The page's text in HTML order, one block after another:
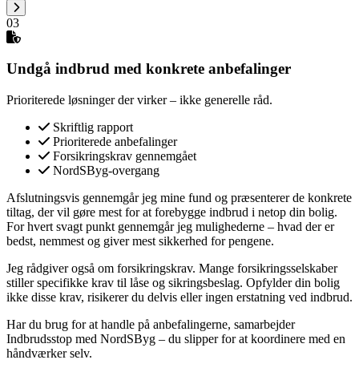
03
Undgå indbrud med konkrete anbefalinger
Prioriterede løsninger der virker – ikke generelle råd.
Skriftlig rapport
Prioriterede anbefalinger
Forsikringskrav gennemgået
NordSByg-overgang
Afslutningsvis gennemgår jeg mine fund og præsenterer de konkrete
tiltag, der vil gøre mest for at forebygge indbrud i netop din bolig.
For hvert svagt punkt gennemgår jeg mulighederne – hvad der er
bedst, nemmest og giver mest sikkerhed for pengene.
Jeg rådgiver også om forsikringskrav. Mange forsikringsselskaber
stiller specifikke krav til låse og sikringsbeslag. Opfylder din bolig
ikke disse krav, risikerer du delvis eller ingen erstatning ved indbrud.
Har du brug for at handle på anbefalingerne, samarbejder
Indbrudsstop med NordSByg – du slipper for at koordinere med en
håndværker selv.